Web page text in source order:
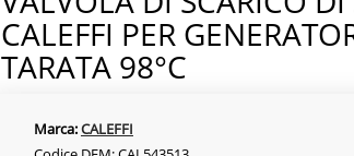
CALEFFI PER
TARATA 98°C
Marca:CALEFFI